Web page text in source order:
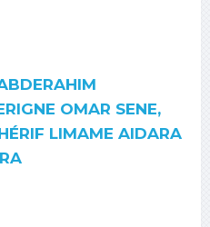
OMAR SENE,
LIMAME AIDARA